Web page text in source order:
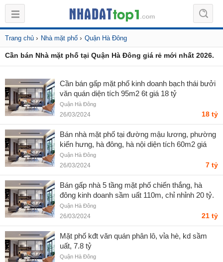
Trang chủ › Nhà mặt phố › Quận Hà Đông
Cần bán Nhà mặt phố tại Quận Hà Đông giá rẻ mới nhất 2026.
Cần bán gấp mặt phố kinh doanh bạch thái bưởi
văn quán diện tích 95m2 6t giá 18 tỷ
Quận Hà Đông
26/03/2024 18 tỷ
Bán nhà mặt phố tại đường mậu lương, phường
kiến hưng, hà đông, hà nội diện tích 60m2 giá
7.59 tỷ
Quận Hà Đông
26/03/2024 7 tỷ
Bán gấp nhà 5 tầng mặt phố chiến thắng, hà
đông kinh doanh sầm uất 110m, chỉ nhỉnh 20 tỷ.
Quận Hà Đông
26/03/2024 21 tỷ
Mặt phố kđt văn quán phân lô, vỉa hè, kd sầm
uất, 7.8 tỷ
Quận Hà Đông